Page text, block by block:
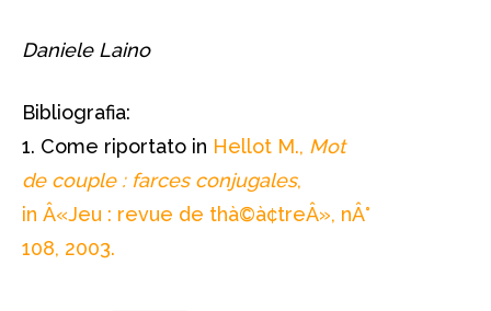
Daniele Laino
Bibliografia:
1. Come riportato in Hellot M., Mot
de couple : farces conjugales,
in Â«Jeu : revue de thà©à¢treÂ», nÂ°
108, 2003.